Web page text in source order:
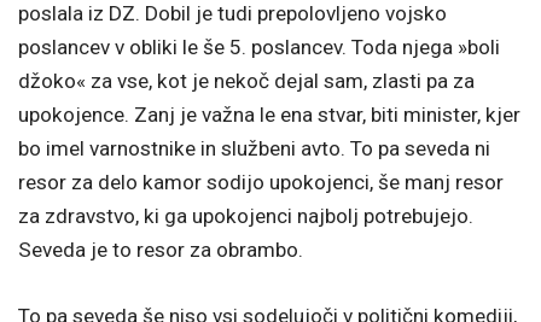
poslala iz DZ. Dobil je tudi prepolovljeno vojsko
poslancev v obliki le še 5. poslancev. Toda njega »boli
džoko« za vse, kot je nekoč dejal sam, zlasti pa za
upokojence. Zanj je važna le ena stvar, biti minister, kjer
bo imel varnostnike in službeni avto. To pa seveda ni
resor za delo kamor sodijo upokojenci, še manj resor
za zdravstvo, ki ga upokojenci najbolj potrebujejo.
Seveda je to resor za obrambo.
To pa seveda še niso vsi sodelujoči v politični komediji,